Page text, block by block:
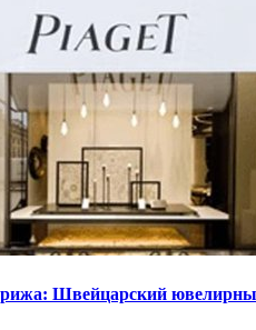
Швейцарский